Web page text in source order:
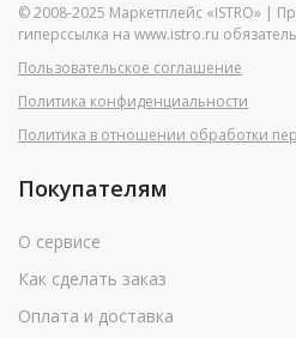
© 2008-2025 Маркетплейс «ISTRO» |
гиперссылка на www.istro.ru
Пользовательское соглашение
Политика конфиденциальности
Политика в отношении обработки
Покупателям
О сервисе
Как сделать заказ
Оплата и доставка